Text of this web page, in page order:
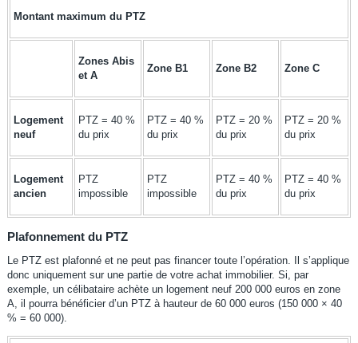
Montant maximum du PTZ
Zones Abis
et A
Zone B1 Zone B2 Zone C
Logement
neuf
PTZ = 40 %
du prix
PTZ = 40 %
du prix
PTZ = 20 %
du prix
PTZ = 20 %
du prix
Logement
ancien
PTZ
impossible
PTZ
impossible
PTZ = 40 %
du prix
PTZ = 40 %
du prix
Plafonnement du PTZ
Le PTZ est plafonné et ne peut pas financer toute l’opération. Il s’applique
donc uniquement sur une partie de votre achat immobilier. Si, par
exemple, un célibataire achète un logement neuf 200 000 euros en zone
A, il pourra bénéficier d’un PTZ à hauteur de 60 000 euros (150 000 × 40
% = 60 000).